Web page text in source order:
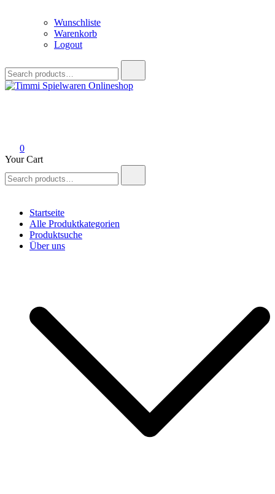
Wunschliste
Warenkorb
Logout
for:
0
Your Cart
for:
Startseite
Alle Produktkategorien
Produktsuche
Über uns